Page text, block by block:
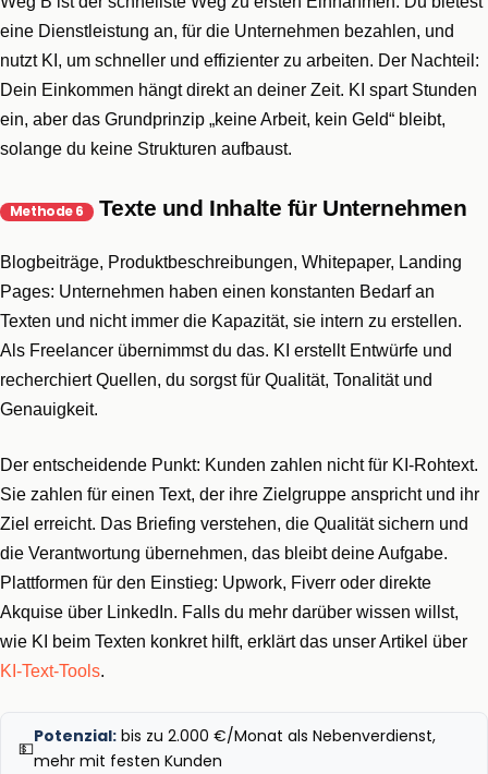
eine Dienstleistung an, für die Unternehmen bezahlen, und
nutzt KI, um schneller und effizienter zu arbeiten. Der Nachteil:
Dein Einkommen hängt direkt an deiner Zeit. KI spart Stunden
ein, aber das Grundprinzip „keine Arbeit, kein Geld“ bleibt,
solange du keine Strukturen aufbaust.
Methode 6 Texte und Inhalte für Unternehmen
Blogbeiträge, Produktbeschreibungen, Whitepaper, Landing
Pages: Unternehmen haben einen konstanten Bedarf an
Texten und nicht immer die Kapazität, sie intern zu erstellen.
Als Freelancer übernimmst du das. KI erstellt Entwürfe und
recherchiert Quellen, du sorgst für Qualität, Tonalität und
Genauigkeit.
Der entscheidende Punkt: Kunden zahlen nicht für KI-Rohtext.
Sie zahlen für einen Text, der ihre Zielgruppe anspricht und ihr
Ziel erreicht. Das Briefing verstehen, die Qualität sichern und
die Verantwortung übernehmen, das bleibt deine Aufgabe.
Plattformen für den Einstieg: Upwork, Fiverr oder direkte
Akquise über LinkedIn. Falls du mehr darüber wissen willst,
wie KI beim Texten konkret hilft, erklärt das unser Artikel über
KI-Text-Tools.
💵
Potenzial: bis zu 2.000 €/Monat als Nebenverdienst,
mehr mit festen Kunden